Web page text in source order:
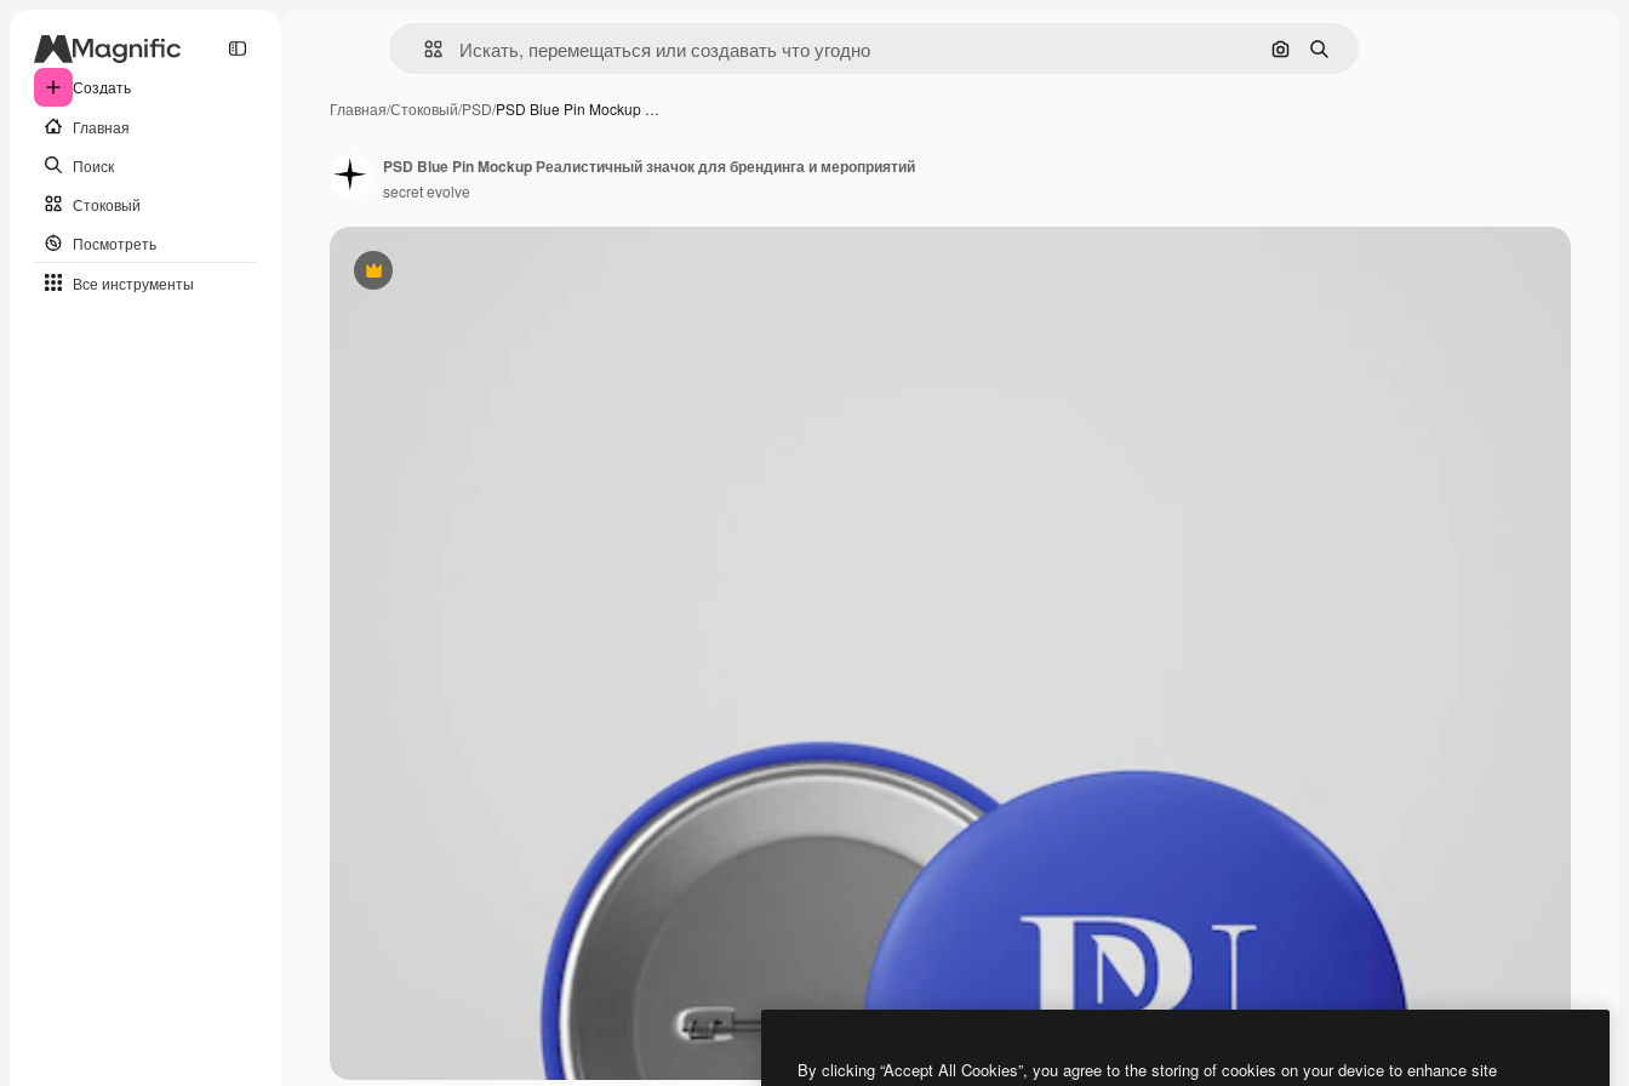
Создать
Главная
Поиск
Стоковый
Посмотреть
Все инструменты
Поиск по изображению
Поиск
Главная/Стоковый/PSD/PSD Blue Pin Mockup …
Премиум
PSD Blue Pin Mockup Реалистичный значок для брендинга и мероприятий
secret evolve
By clicking “Accept All Cookies”, you agree to the storing of cookies on your device to enhance site